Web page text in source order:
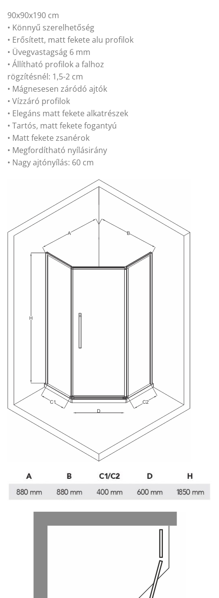
90x90x190 cm
• Könnyű szerelhetőség
• Erősített, matt fekete alu profilok
• Üvegvastagság 6 mm
• Állítható profilok a falhoz
rögzítésnél: 1,5-2 cm
• Mágnesesen záródó ajtók
• Vízzáró profilok
• Elegáns matt fekete alkatrészek
• Tartós, matt fekete fogantyú
• Matt fekete zsanérok
• Megfordítható nyílásirány
• Nagy ajtónyílás: 60 cm